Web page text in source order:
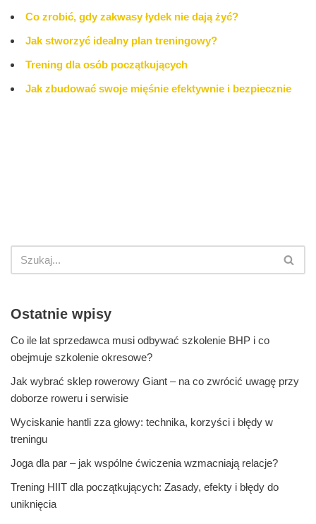
Co zrobić, gdy zakwasy łydek nie dają żyć?
Jak stworzyć idealny plan treningowy?
Trening dla osób początkujących
Jak zbudować swoje mięśnie efektywnie i bezpiecznie
Ostatnie wpisy
Co ile lat sprzedawca musi odbywać szkolenie BHP i co
obejmuje szkolenie okresowe?
Jak wybrać sklep rowerowy Giant – na co zwrócić uwagę przy
doborze roweru i serwisie
Wyciskanie hantli zza głowy: technika, korzyści i błędy w
treningu
Joga dla par – jak wspólne ćwiczenia wzmacniają relacje?
Trening HIIT dla początkujących: Zasady, efekty i błędy do
uniknięcia